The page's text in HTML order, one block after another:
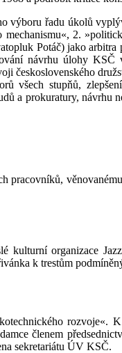
výboru řadu úkolů
mechanismu«, 2.
Potáč) jako
návrhu úlohy KSČ
československého
všech stupňů,
a prokuratury,
pracovníků,
kulturní organizace
k trestům
rozvoje«.
členem
sekretariátu ÚV KSČ.